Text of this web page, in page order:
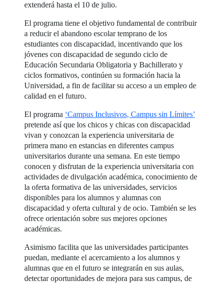
extenderá hasta el 10 de julio.
El programa tiene el objetivo fundamental de contribuir
a reducir el abandono escolar temprano de los
estudiantes con discapacidad, incentivando que los
jóvenes con discapacidad de segundo ciclo de
Educación Secundaria Obligatoria y Bachillerato y
ciclos formativos, continúen su formación hacia la
Universidad, a fin de facilitar su acceso a un empleo de
calidad en el futuro.
El programa ‘Campus Inclusivos, Campus sin Límites’
pretende así que los chicos y chicas con discapacidad
vivan y conozcan la experiencia universitaria de
primera mano en estancias en diferentes campus
universitarios durante una semana. En este tiempo
conocen y disfrutan de la experiencia universitaria con
actividades de divulgación académica, conocimiento de
la oferta formativa de las universidades, servicios
disponibles para los alumnos y alumnas con
discapacidad y oferta cultural y de ocio. También se les
ofrece orientación sobre sus mejores opciones
académicas.
Asimismo facilita que las universidades participantes
puedan, mediante el acercamiento a los alumnos y
alumnas que en el futuro se integrarán en sus aulas,
detectar oportunidades de mejora para sus campus, de